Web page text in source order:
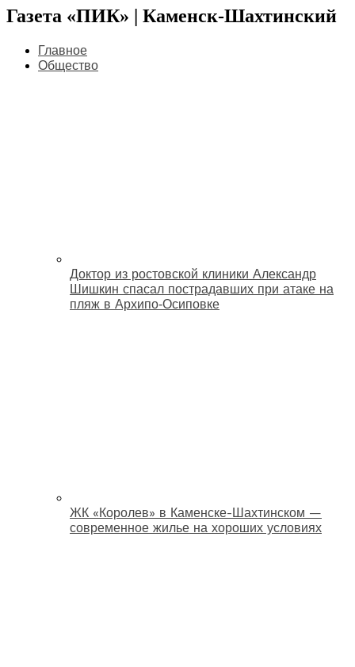
Газета «ПИК» | Каменск-Шахтинский
Главное
Общество
Доктор из ростовской клиники Александр
Шишкин спасал пострадавших при атаке на
пляж в Архипо‑Осиповке
ЖК «Королев» в Каменске-Шахтинском —
современное жилье на хороших условиях